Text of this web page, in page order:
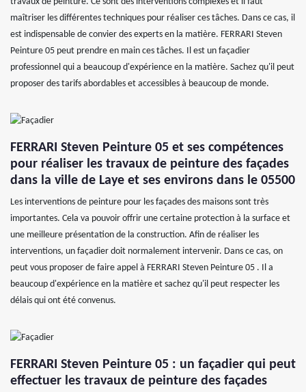
maîtriser les différentes techniques pour réaliser ces tâches. Dans ce cas, il
est indispensable de convier des experts en la matière. FERRARI Steven
Peinture 05 peut prendre en main ces tâches. Il est un façadier
professionnel qui a beaucoup d'expérience en la matière. Sachez qu'il peut
proposer des tarifs abordables et accessibles à beaucoup de monde.
FERRARI Steven Peinture 05 et ses compétences
pour réaliser les travaux de peinture des façades
dans la ville de Laye et ses environs dans le 05500
Les interventions de peinture pour les façades des maisons sont très
importantes. Cela va pouvoir offrir une certaine protection à la surface et
une meilleure présentation de la construction. Afin de réaliser les
interventions, un façadier doit normalement intervenir. Dans ce cas, on
peut vous proposer de faire appel à FERRARI Steven Peinture 05 . Il a
beaucoup d'expérience en la matière et sachez qu'il peut respecter les
délais qui ont été convenus.
FERRARI Steven Peinture 05 : un façadier qui peut
effectuer les travaux de peinture des façades